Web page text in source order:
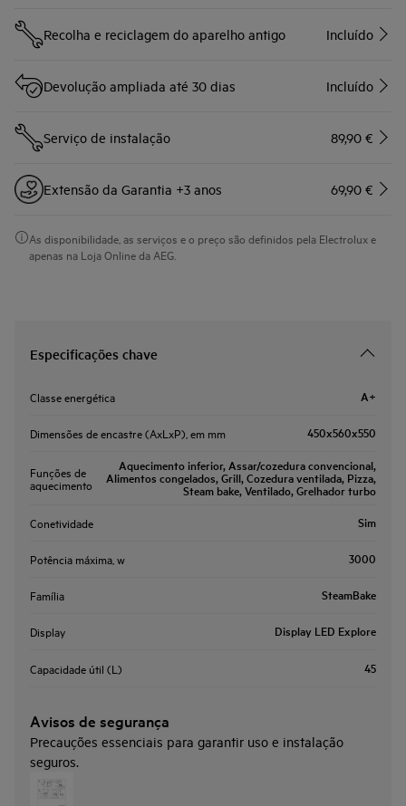
Recolha e reciclagem do aparelho antigo Incluído
Devolução ampliada até 30 dias Incluído
Serviço de instalação 89,90 €
Extensão da Garantia +3 anos 69,90 €
As disponibilidade, as serviços e o preço são definidos pela Electrolux e
apenas na Loja Online da AEG.
Especificações chave
Classe energética A+
Dimensões de encastre (AxLxP), em mm 450x560x550
Funções de
aquecimento
Aquecimento inferior, Assar/cozedura convencional,
Alimentos congelados, Grill, Cozedura ventilada, Pizza,
Steam bake, Ventilado, Grelhador turbo
Conetividade Sim
Potência máxima, w 3000
Família SteamBake
Display Display LED Explore
Capacidade útil (L) 45
Avisos de segurança
Precauções essenciais para garantir uso e instalação
seguros.